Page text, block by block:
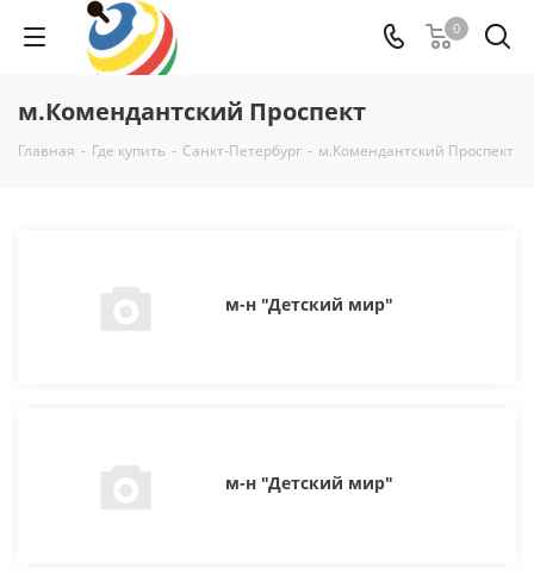
0
м.Комендантский Проспект
Главная - Где купить - Санкт-Петербург - м.Комендантский Проспект
м-н "Детский мир"
м-н "Детский мир"